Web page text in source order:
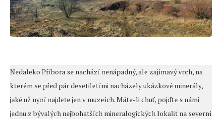
Nedaleko Příbora se nachází nenápadný, ale zajímavý vrch, na
kterém se před pár desetiletími nacházely ukázkové minerály,
jaké už nyní najdete jen v muzeích. Máte-li chuť, pojďte s námi
jednu z bývalých nejbohatších mineralogických lokalit na severní